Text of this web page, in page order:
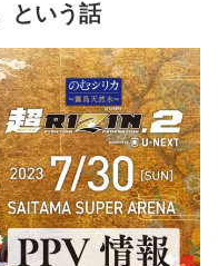
という話